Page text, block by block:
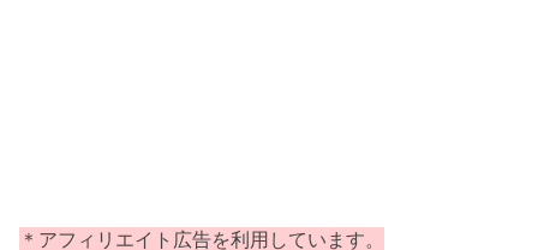
＊アフィリエイト広告を利用しています。